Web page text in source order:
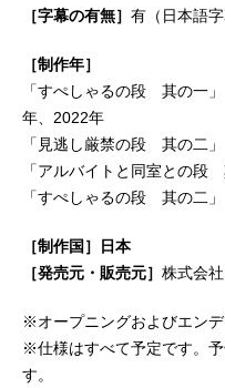
［字幕の有無］ 有（日本語字
［制作年］
「すぺしゃるの段 其の一
年、2022年
「見逃し厳禁の段 其の二
「アルバイトと同室との
「すぺしゃるの段 其の二
［制作国］日本
［発売元・販売元］ 株式会
※オープニングおよびエンデ
※仕様はすべて予定です。
す。